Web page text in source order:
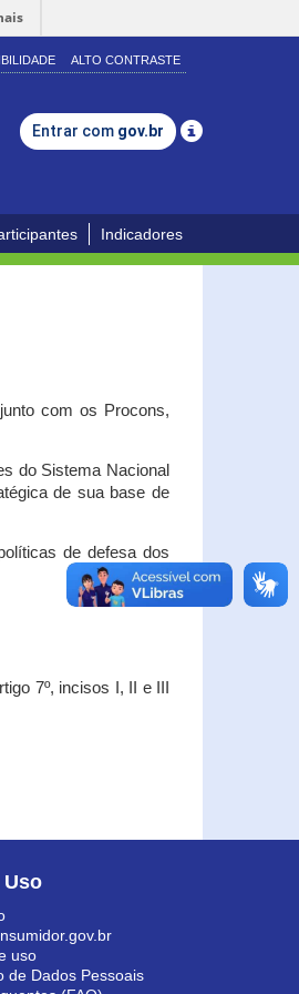
ALTO CONTRASTE
Entrar com gov.br
Indicadores
com os Procons,
do Sistema Nacional
de sua base de
de defesa dos
7º, incisos I, II e III
Uso
uso
de Dados Pessoais